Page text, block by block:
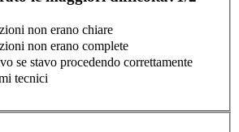
non erano chiare
non erano complete
se stavo procedendo correttamente
tecnici